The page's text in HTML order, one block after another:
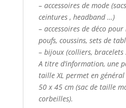
– accessoires de mode
ceintures , headband …)
– accessoires de déco
poufs, coussins, sets de
– bijoux (colliers,
A titre d’information, une
taille XL permet en
50 x 45 cm (sac de taille
corbeilles).